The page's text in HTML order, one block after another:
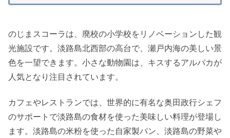
のじまスコーラは、廃校の小学校をリノベーションした観
光施設です。淡路島北西部の高台で、瀬戸内海の美しい景
色を一望できます。小さな動物園は、キスするアルパカが
人気となり注目されています。
カフェやレストランでは、世界的に有名な奥田政行シェフ
のサポートで淡路島の食材を使った美味しい料理が登場し
ます。淡路島の米粉を使った自家製パン、淡路島の野菜や